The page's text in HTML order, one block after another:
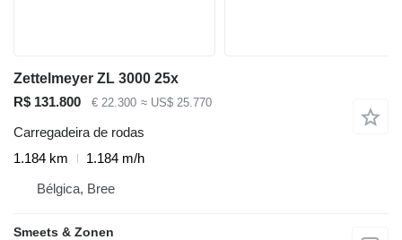
Zettelmeyer ZL 3000 25x
R$ 131.800
€ 22.300 ≈ US$ 25.770
Carregadeira de rodas
1.184 km
1.184 m/h
Bélgica, Bree
Smeets & Zonen